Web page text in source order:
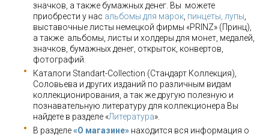
значков, а также бумажных денег. Вы можете
приобрести у нас альбомы для марок пинцеты, лупы
выставочные листы немецкой фирмы «PRINZ» (Принц),
а также альбомы, листы и холдеры для монет, медалей,
значков, бумажных денег, открыток, конвертов,
фотографий.
Каталоги Standart-Collection (Стандарт Коллекция),
Соловьева и других изданий по различным видам
коллекционирования, а так же другую полезную и
познавательную литературу для коллекционера Вы
найдете в разделе «Литература».
В разделе«О магазине» находится вся информация о